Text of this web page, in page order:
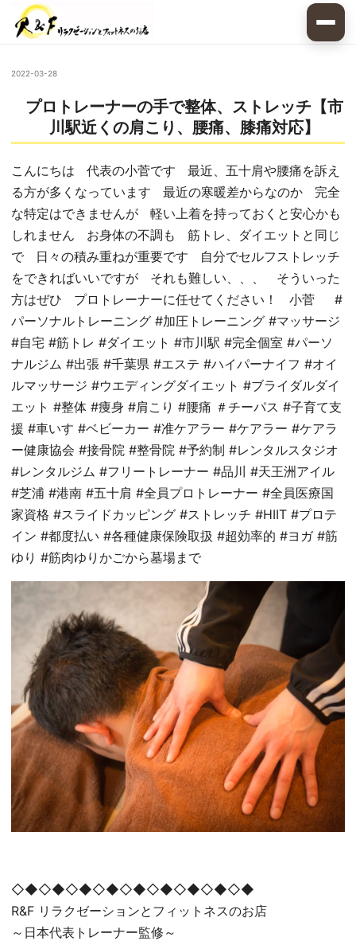
2022-03-28
プロトレーナーの手で整体、ストレッチ【市
川駅近くの肩こり、腰痛、膝痛対応】
こんにちは 代表の小菅です 最近、五十肩や腰痛を訴え
る方が多くなっています 最近の寒暖差からなのか 完全
な特定はできませんが 軽い上着を持っておくと安心かも
しれません お身体の不調も 筋トレ、ダイエットと同じ
で 日々の積み重ねが重要です 自分でセルフストレッチ
をできればいいですが それも難しい、、、 そういった
方はぜひ プロトレーナーに任せてください！ 小菅 #
パーソナルトレーニング #加圧トレーニング #マッサージ
#自宅 #筋トレ #ダイエット #市川駅 #完全個室 #パーソ
ナルジム #出張 #千葉県 #エステ #ハイパーナイフ #オイ
ルマッサージ #ウエディングダイエット #ブライダルダイ
エット #整体 #痩身 #肩こり #腰痛 ＃チーパス #子育て支
援 #車いす #ベビーカー #准ケアラー #ケアラー #ケアラ
ー健康協会 #接骨院 #整骨院 #予約制 #レンタルスタジオ
#レンタルジム #フリートレーナー #品川 #天王洲アイル
#芝浦 #港南 #五十肩 #全員プロトレーナー #全員医療国
家資格 #スライドカッピング #ストレッチ #HIIT #プロテ
イン #都度払い #各種健康保険取扱 #超効率的 #ヨガ #筋
ゆり #筋肉ゆりかごから墓場まで
◇◆◇◆◇◆◇◆◇◆◇◆◇◆◇◆◇◆
R&F リラクゼーションとフィットネスのお店
～日本代表トレーナー監修～